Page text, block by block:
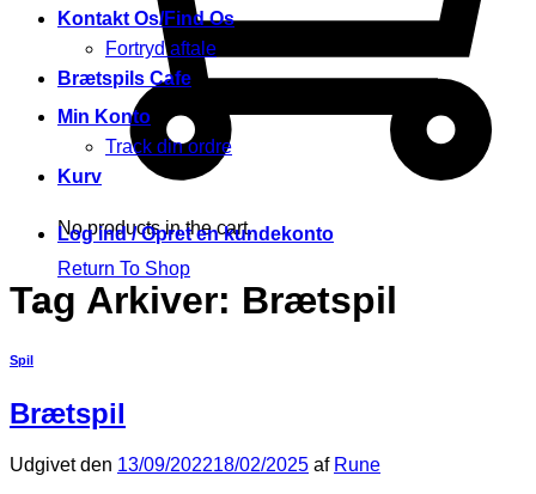
No products in the cart.
Return To Shop
Kontakt Os/Find Os
Fortryd aftale
Brætspils Cafe
Min Konto
Track din ordre
Kurv
Log ind / Opret en kundekonto
Tag Arkiver: Brætspil
Spil
Brætspil
Udgivet den 13/09/202218/02/2025 af Rune